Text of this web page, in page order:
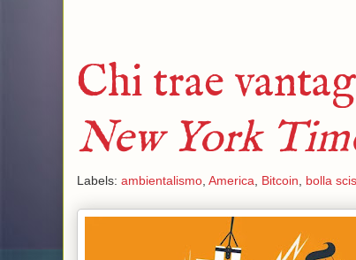
Chi trae
New York
Labels: ambientalismo, America, Bitcoin, bolla